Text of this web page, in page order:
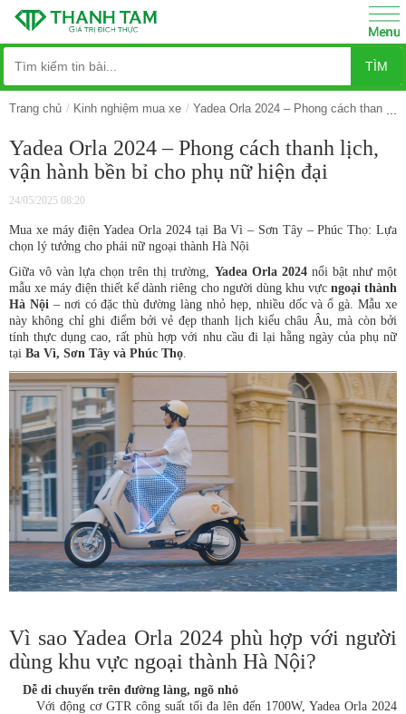
TÌM
Trang chủ Kinh nghiệm mua xe Yadea Orla 2024 – Phong cách thanh
Yadea Orla 2024 – Phong cách thanh lịch,
vận hành bền bỉ cho phụ nữ hiện đại
24/05/2025 08:20
Mua xe máy điện Yadea Orla 2024 tại Ba Vì – Sơn Tây – Phúc Thọ: Lựa
chọn lý tưởng cho phái nữ ngoại thành Hà Nội
Giữa vô vàn lựa chọn trên thị trường, Yadea Orla 2024nổi bật như một
mẫu xe máy điện thiết kế dành riêng cho người dùng khu vực ngoại thành
Hà Nội– nơi có đặc thù đường làng nhỏ hẹp, nhiều dốc và ổ gà. Mẫu xe
này không chỉ ghi điểm bởi vẻ đẹp thanh lịch kiểu châu Âu, mà còn bởi
tính thực dụng cao, rất phù hợp với nhu cầu đi lại hằng ngày của phụ nữ
tại Ba Vì, Sơn Tây và Phúc Thọ.
Vì sao Yadea Orla 2024 phù hợp với người
dùng khu vực ngoại thành Hà Nội?
Dễ di chuyển trên đường làng, ngõ nhỏ
Với động cơ GTR công suất tối đa lên đến 1700W, Yadea Orla 2024